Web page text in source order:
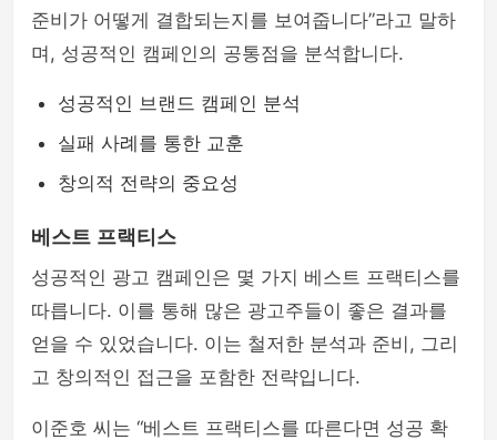
준비가 어떻게 결합되는지를 보여줍니다”라고 말하
며, 성공적인 캠페인의 공통점을 분석합니다.
성공적인 브랜드 캠페인 분석
실패 사례를 통한 교훈
창의적 전략의 중요성
베스트 프랙티스
성공적인 광고 캠페인은 몇 가지 베스트 프랙티스를
따릅니다. 이를 통해 많은 광고주들이 좋은 결과를
얻을 수 있었습니다. 이는 철저한 분석과 준비, 그리
고 창의적인 접근을 포함한 전략입니다.
이준호 씨는 “베스트 프랙티스를 따른다면 성공 확